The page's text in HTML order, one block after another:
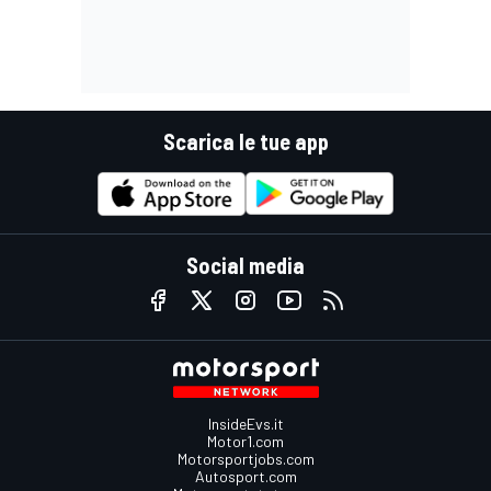
Scarica le tue app
Social media
InsideEvs.it
Motor1.com
Motorsportjobs.com
Autosport.com